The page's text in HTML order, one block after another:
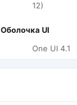
12)
Оболочка UI
One UI 4.1